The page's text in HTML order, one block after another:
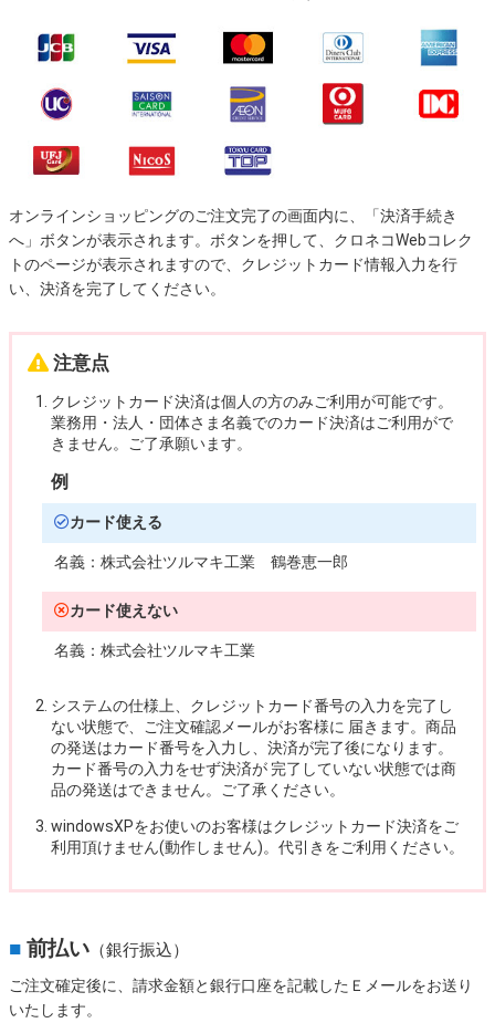
オンラインショッピングのご注文完了の画面内に、「決済手続き
へ」ボタンが表示されます。ボタンを押して、クロネコWebコレク
トのページが表示されますので、クレジットカード情報入力を行
い、決済を完了してください。
注意点
クレジットカード決済は個人の方のみご利用が可能です。
業務用・法人・団体さま名義でのカード決済はご利用がで
きません。ご了承願います。
例
カード使える
名義：株式会社ツルマキ工業 鶴巻恵一郎
カード使えない
名義：株式会社ツルマキ工業
システムの仕様上、クレジットカード番号の入力を完了し
ない状態で、ご注文確認メールがお客様に 届きます。商品
の発送はカード番号を入力し、決済が完了後になります。
カード番号の入力をせず決済が 完了していない状態では商
品の発送はできません。ご了承ください。
windowsXPをお使いのお客様はクレジットカード決済をご
利用頂けません(動作しません)。代引きをご利用ください。
■ 前払い （銀行振込）
ご注文確定後に、請求金額と銀行口座を記載したＥメールをお送り
いたします。